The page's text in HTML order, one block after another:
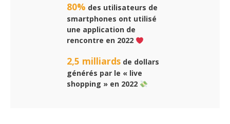
80% des utilisateurs de
smartphones ont utilisé
une application de
rencontre en 2022
2,5 milliards de dollars
générés par le « live
shopping » en 2022